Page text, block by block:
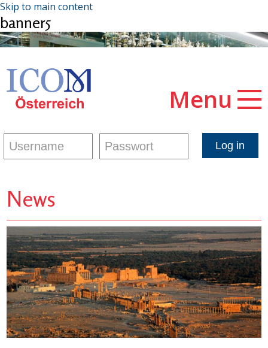
Skip to main content
banner5
Menu
News